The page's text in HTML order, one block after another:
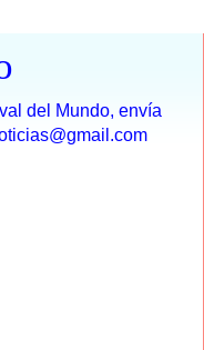
del Mundo, envía